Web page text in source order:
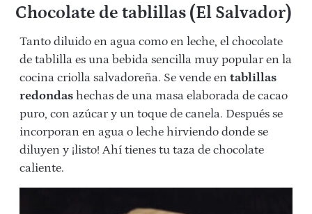
Chocolate de tablillas (El Salvador)
Tanto diluido en agua como en leche, el chocolate
de tablilla es una bebida sencilla muy popular en la
cocina criolla salvadoreña. Se vende en tablillas
redondas hechas de una masa elaborada de cacao
puro, con azúcar y un toque de canela. Después se
incorporan en agua o leche hirviendo donde se
diluyen y ¡listo! Ahí tienes tu taza de chocolate
caliente.